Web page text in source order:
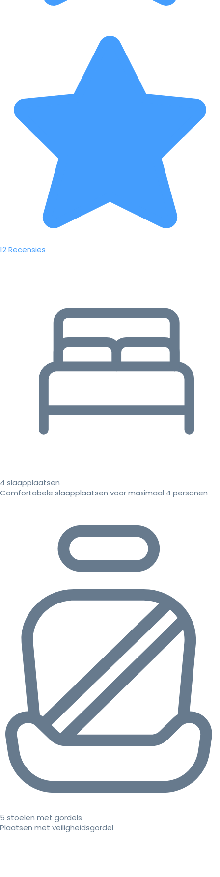
12 Recensies
4 slaapplaatsen
Comfortabele slaapplaatsen voor maximaal 4 personen
5 stoelen met gordels
Plaatsen met veiligheidsgordel